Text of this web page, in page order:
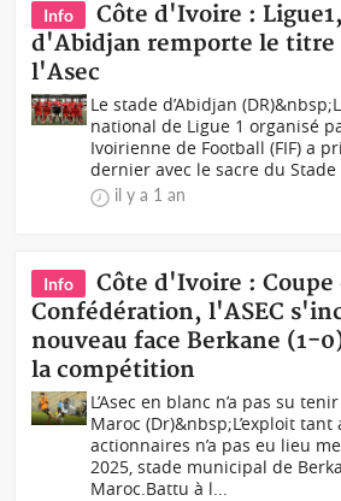
Info
Côte d'Ivoire :
d'Abidjan remporte le titre
l'Asec
Le stade d’Abidjan
national de Ligue 1 organisé
Ivoirienne de Football (FIF) a
dernier avec le sacre du Stade
il y a 1 an
Info
Côte d'Ivoire : Coupe
Confédération, l'ASEC
nouveau face Berkane (1-
la compétition
L’Asec en blanc n’a pas su
Maroc (Dr)&nbsp;L’exploit
actionnaires n’a pas eu lieu
2025, stade municipal de
Maroc.Battu à l...